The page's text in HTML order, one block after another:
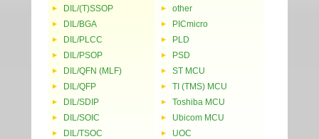
DIL/(T)SSOP
DIL/BGA
DIL/PLCC
DIL/PSOP
DIL/QFN (MLF)
DIL/QFP
DIL/SDIP
DIL/SOIC
DIL/TSOC
other
PICmicro
PLD
PSD
ST MCU
TI (TMS) MCU
Toshiba MCU
Ubicom MCU
UOC